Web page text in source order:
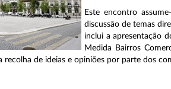
Este encontro
discussão de temas
inclui a apresentação
Medida Bairros
recolha de ideias e opiniões por parte dos